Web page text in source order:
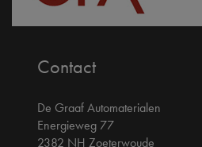
Contact
De Graaf Automaterialen
Energieweg 77
2382 NH Zoeterwoude